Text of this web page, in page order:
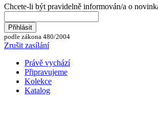
Chcete-li být pravidelně informován/a o
podle zákona 480/2004
Zrušit zasílání
Právě vychází
Připravujeme
Kolekce
Katalog